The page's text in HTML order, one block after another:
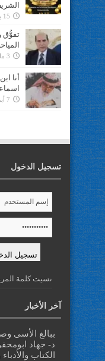
15 يونيو، 2025
تفوُّق
3 مايو، 2025
أنا
7 أبريل، 2025
تسجيل الدخول
نسيت كلمة
آخر الأخبار
ببالغ الأسى
د- جهاد
الكتاب